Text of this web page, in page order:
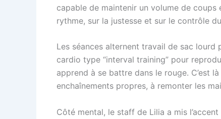
capable de maintenir un volume de coups
rythme, sur la justesse et sur le contrôle
Les séances alternent travail de sac lourd
cardio type “interval training” pour
apprend à se battre dans le rouge. C’est
enchaînements propres, à remonter les
Côté mental, le staff de Lilia a mis